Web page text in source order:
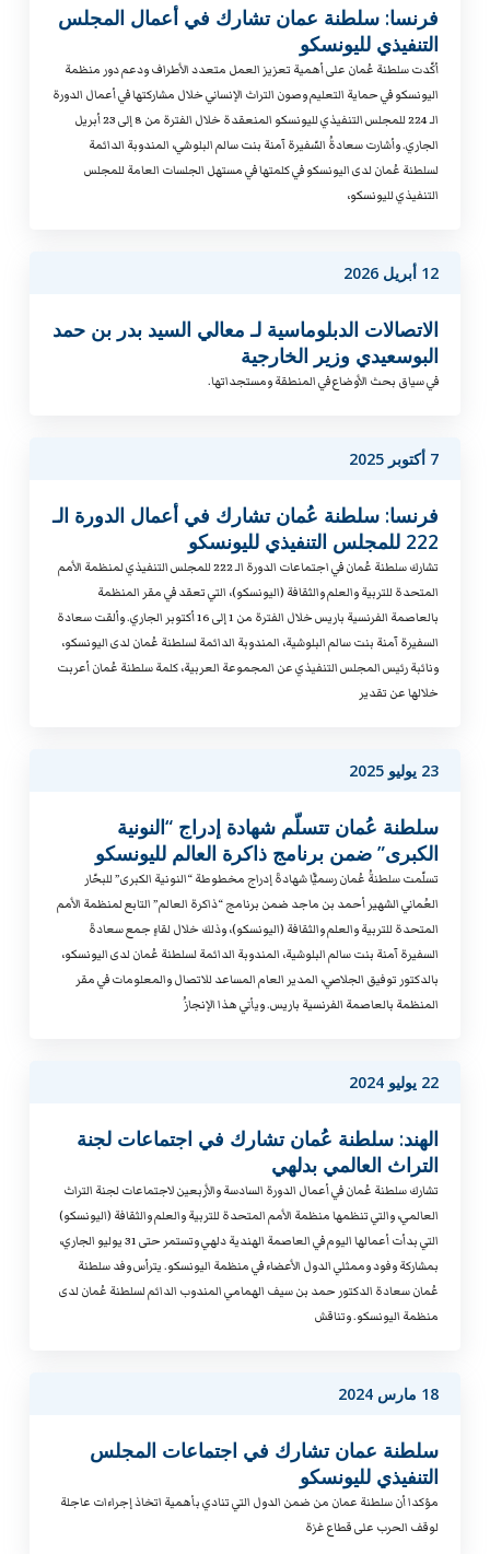
فرنسا: سلطنة عمان تشارك في أعمال المجلس
التنفيذي لليونسكو
أكّدت سلطنة عُمان على أهمية تعزيز العمل متعدد الأطراف ودعم دور منظمة
اليونسكو في حماية التعليم وصون التراث الإنساني خلال مشاركتها في أعمال الدورة
الـ 224 للمجلس التنفيذي لليونسكو المنعقدة خلال الفترة من 8 إلى 23 أبريل
الجاري. وأشارت سعادةُ السّفيرة آمنة بنت سالم البلوشي، المندوبة الدائمة
لسلطنة عُمان لدى اليونسكو في كلمتها في مستهل الجلسات العامة للمجلس
التنفيذي لليونسكو،
12 أبريل 2026
الاتصالات الدبلوماسية لـ معالي السيد بدر بن حمد
البوسعيدي وزير الخارجية
في سياق بحث الأوضاع في المنطقة ومستجداتها.
7 أكتوبر 2025
فرنسا: سلطنة عُمان تشارك في أعمال الدورة الـ
222 للمجلس التنفيذي لليونسكو
تشارك سلطنة عُمان في اجتماعات الدورة الـ 222 للمجلس التنفيذي لمنظمة الأمم
المتحدة للتربية والعلم والثقافة (اليونسكو)، التي تعقد في مقر المنظمة
بالعاصمة الفرنسية باريس خلال الفترة من 1 إلى 16 أكتوبر الجاري. وألقت سعادة
السفيرة آمنة بنت سالم البلوشية، المندوبة الدائمة لسلطنة عُمان لدى اليونسكو،
ونائبة رئيس المجلس التنفيذي عن المجموعة العربية، كلمة سلطنة عُمان أعربت
خلالها عن تقدير
23 يوليو 2025
سلطنة عُمان تتسلّم شهادة إدراج “النونية
الكبرى” ضمن برنامج ذاكرة العالم لليونسكو
تسلّمت سلطنةُ عُمان رسميًّا شهادةَ إدراج مخطوطة “النونية الكبرى” للبحّار
العُماني الشهير أحمد بن ماجد ضمن برنامج “ذاكرة العالم” التابع لمنظمة الأمم
المتحدة للتربية والعلم والثقافة (اليونسكو)، وذلك خلال لقاءٍ جمع سعادةَ
السفيرة آمنة بنت سالم البلوشية، المندوبة الدائمة لسلطنة عُمان لدى اليونسكو،
بالدكتور توفيق الجلاصي، المدير العام المساعد للاتصال والمعلومات في مقر
المنظمة بالعاصمة الفرنسية باريس. ويأتي هذا الإنجازُ
22 يوليو 2024
الهند: سلطنة عُمان تشارك في اجتماعات لجنة
التراث العالمي بدلهي
تشارك سلطنة عُمان في أعمال الدورة السادسة والأربعين لاجتماعات لجنة التراث
العالمي، والتي تنظمها منظمة الأمم المتحدة للتربية والعلم والثقافة (اليونسكو)
التي بدأت أعمالها اليوم في العاصمة الهندية دلهي وتستمر حتى 31 يوليو الجاري،
بمشاركة وفود وممثلي الدول الأعضاء في منظمة اليونسكو. يترأس وفد سلطنة
عُمان سعادة الدكتور حمد بن سيف الهمامي المندوب الدائم لسلطنة عُمان لدى
منظمة اليونسكو. وتناقش
18 مارس 2024
سلطنة عمان تشارك في اجتماعات المجلس
التنفيذي لليونسكو
مؤكدا أن سلطنة عمان من ضمن الدول التي تنادي بأهمية اتخاذ إجراءات عاجلة
لوقف الحرب على قطاع غزة